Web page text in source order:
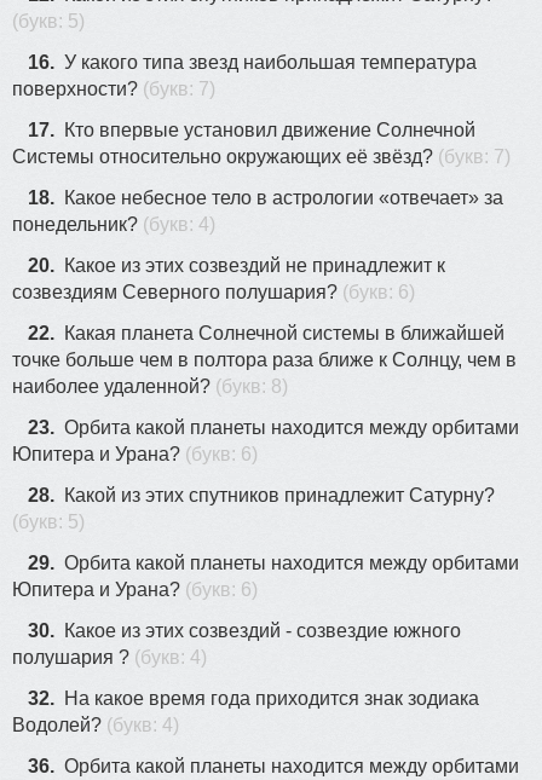
36
35
31
(букв: 5)
16. У какого типа звезд наибольшая температура
поверхности? (букв: 7)
17. Кто впервые установил движение Солнечной
Системы относительно окружающих её звёзд? (букв: 7)
18. Какое небесное тело в астрологии «отвечает» за
понедельник? (букв: 4)
20. Какое из этих созвездий не принадлежит к
созвездиям Северного полушария? (букв: 6)
22. Какая планета Солнечной системы в ближайшей
точке больше чем в полтора раза ближе к Солнцу, чем в
наиболее удаленной? (букв: 8)
23. Орбита какой планеты находится между орбитами
Юпитера и Урана? (букв: 6)
28. Какой из этих спутников принадлежит Сатурну?
(букв: 5)
29. Орбита какой планеты находится между орбитами
Юпитера и Урана? (букв: 6)
30. Какое из этих созвездий - созвездие южного
полушария ? (букв: 4)
32. На какое время года приходится знак зодиака
Водолей? (букв: 4)
36. Орбита какой планеты находится между орбитами